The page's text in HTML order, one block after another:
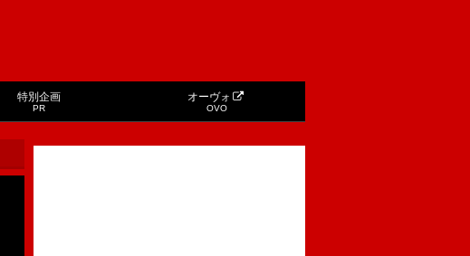
特別企画
PR
オーヴォ
OVO